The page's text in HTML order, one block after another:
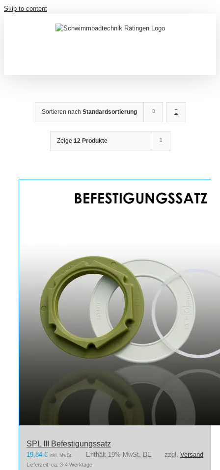
Skip to content
Sortieren nach Standardsortierung
Zeige 12 Produkte
SPL III Befestigungssatz
19,84 € inkl. MwSt. Enthält 19% MwSt. DE zzgl. Versand
Lieferzeit: ca. 3-4 Werktage